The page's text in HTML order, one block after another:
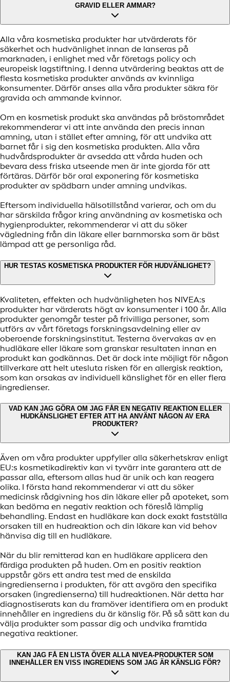
GRAVID ELLER AMMAR?
Alla våra kosmetiska produkter har utvärderats för
säkerhet och hudvänlighet innan de lanseras på
marknaden, i enlighet med vår företags policy och
europeisk lagstiftning. I denna utvärdering beaktas att de
flesta kosmetiska produkter används av kvinnliga
konsumenter. Därför anses alla våra produkter säkra för
gravida och ammande kvinnor.
Om en kosmetisk produkt ska användas på bröstområdet
rekommenderar vi att inte använda den precis innan
amning, utan i stället efter amning, för att undvika att
barnet får i sig den kosmetiska produkten. Alla våra
hudvårdsprodukter är avsedda att vårda huden och
bevara dess friska utseende men är inte gjorda för att
förtäras. Därför bör oral exponering för kosmetiska
produkter av spädbarn under amning undvikas.
Eftersom individuella hälsotillstånd varierar, och om du
har särskilda frågor kring användning av kosmetiska och
hygienprodukter, rekommenderar vi att du söker
vägledning från din läkare eller barnmorska som är bäst
lämpad att ge personliga råd.
HUR TESTAS KOSMETISKA PRODUKTER FÖR HUDVÄNLIGHET?
Kvaliteten, effekten och hudvänligheten hos NIVEA:s
produkter har värderats högt av konsumenter i 100 år. Alla
produkter genomgår tester på frivilliga personer, som
utförs av vårt företags forskningsavdelning eller av
oberoende forskningsinstitut. Testerna övervakas av en
hudläkare eller läkare som granskar resultaten innan en
produkt kan godkännas. Det är dock inte möjligt för någon
tillverkare att helt utesluta risken för en allergisk reaktion,
som kan orsakas av individuell känslighet för en eller flera
ingredienser.
VAD KAN JAG GÖRA OM JAG FÅR EN NEGATIV REAKTION ELLER
HUDKÄNSLIGHET EFTER ATT HA ANVÄNT NÅGON AV ERA
PRODUKTER?
Även om våra produkter uppfyller alla säkerhetskrav enligt
EU:s kosmetikadirektiv kan vi tyvärr inte garantera att de
passar alla, eftersom allas hud är unik och kan reagera
olika. I första hand rekommenderar vi att du söker
medicinsk rådgivning hos din läkare eller på apoteket, som
kan bedöma en negativ reaktion och föreslå lämplig
behandling. Endast en hudläkare kan dock exakt fastställa
orsaken till en hudreaktion och din läkare kan vid behov
hänvisa dig till en hudläkare.
När du blir remitterad kan en hudläkare applicera den
färdiga produkten på huden. Om en positiv reaktion
uppstår görs ett andra test med de enskilda
ingredienserna i produkten, för att avgöra den specifika
orsaken (ingredienserna) till hudreaktionen. När detta har
diagnostiserats kan du framöver identifiera om en produkt
innehåller en ingrediens du är känslig för. På så sätt kan du
välja produkter som passar dig och undvika framtida
negativa reaktioner.
KAN JAG FÅ EN LISTA ÖVER ALLA NIVEA-PRODUKTER SOM
INNEHÅLLER EN VISS INGREDIENS SOM JAG ÄR KÄNSLIG FÖR?